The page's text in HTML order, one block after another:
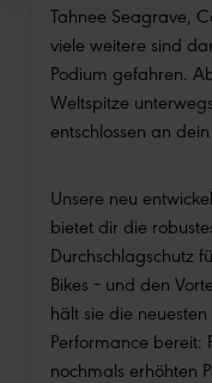
Tahnee Seagrave,
viele weitere sind
Podium gefahren.
Weltspitze
entschlossen an
Unsere neu
bietet dir die
Durchschlagschutz
Bikes – und den
hält sie die
Performance bereit:
nochmals erhöhten